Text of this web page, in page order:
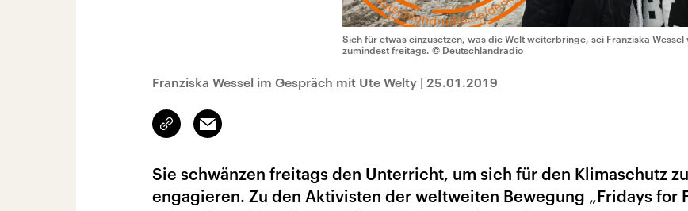
Sich für etwas einzusetzen, was die Welt weiterbringe, sei Franziska
zumindest freitags. © Deutschlandradio
Franziska Wessel im Gespräch mit Ute Welty | 25.01.2019
Link
kopieren/teilen
Email
Sie schwänzen freitags den Unterricht, um sich für den Klimaschutz zu
engagieren. Zu den Aktivisten der weltweiten Bewegung „Fridays for